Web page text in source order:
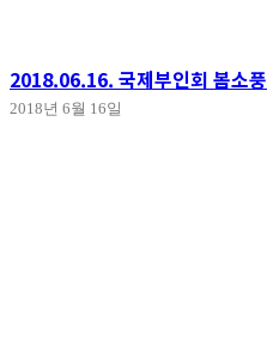
2018.06.16. 국제부인회 봄소풍
2018년 6월 16일